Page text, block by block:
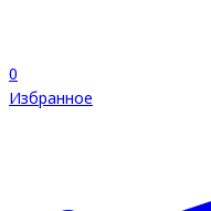
0
Избранное